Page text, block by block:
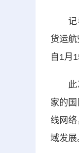
记者
货运
自1月
此次
家的
线网
域发展